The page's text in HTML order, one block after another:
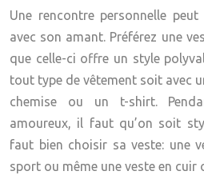
Une rencontre personnelle
avec son amant. Préférez une
que celle-ci offre un style
tout type de vêtement soit avec
chemise ou un t-shirt.
amoureux, il faut qu’on soit
faut bien choisir sa veste: une
sport ou même une veste en cuir